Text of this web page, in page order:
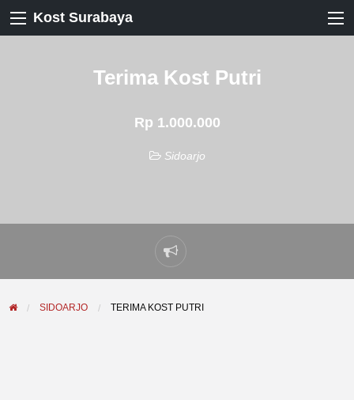
Kost Surabaya
Terima Kost Putri
Rp 1.000.000
Sidoarjo
Laporkan
masalah
SIDOARJO TERIMA KOST PUTRI